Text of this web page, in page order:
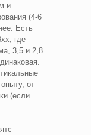
и
(4-6
Есть
где
3,5 и 2,8
от
(если